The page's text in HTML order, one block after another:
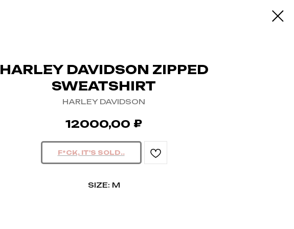
HARLEY DAVIDSON ZIPPED
SWEATSHIRT
HARLEY DAVIDSON
12000,00 ₽
SIZE: M